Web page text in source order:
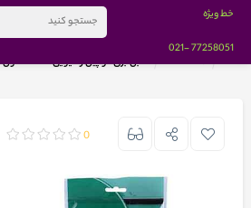
خط ویژه
77258051
-021
خانه
BRANDS کابل برق دو پین رادیویی کانکت طول 1.2 متر
0